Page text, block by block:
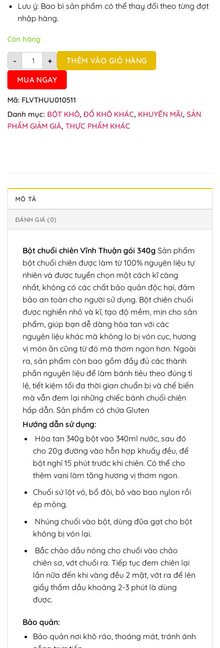
Lưu ý: Bao bì sản phẩm có thể thay đổi theo từng đợt
nhập hàng.
Còn hàng
-
Bột chuối chiên Vĩnh Thuận 400g số lượng
+
THÊM VÀO GIỎ HÀNG
MUA NGAY
Mã: FLVTHUU010511
Danh mục: BỘT KHÔ, ĐỒ KHÔ KHÁC, KHUYẾN MÃI, SẢN
PHẨM GIẢM GIÁ, THỰC PHẨM KHÁC
MÔ TẢ
ĐÁNH GIÁ (0)
Bột chuối chiên Vĩnh Thuận gói 340g Sản phẩm
bột chuối chiên được làm từ 100% nguyên liệu tự
nhiên và được tuyển chọn một cách kĩ càng
nhất, không có các chất bảo quản độc hại, đảm
bảo an toàn cho người sử dụng. Bột chiên chuối
được nghiền nhỏ và kĩ, tạo độ mềm, mịn cho sản
phẩm, giúp bạn dễ dàng hòa tan với các
nguyên liệu khác mà không lo bị vón cục, hương
vị món ăn cũng từ đó mà thơm ngon hơn. Ngoài
ra, sản phẩm còn bao gồm đầy đủ các thành
phần nguyên liệu để làm bánh tiêu theo đúng tỉ
lệ, tiết kiệm tối đa thời gian chuẩn bị và chế biến
mà vẫn đem lại những chiếc bánh chuối chiên
hấp dẫn. Sản phẩm có chứa Gluten
Hướng dẫn sử dụng:
Hòa tan 340g bột vào 340ml nước, sau đó
cho 20g đường vào hỗn hợp khuấy đều, để
bột nghỉ 15 phút trước khi chiên. Có thể cho
thêm vani làm tăng hương vị thơm ngon.
Chuối sứ lột vỏ, bổ đôi, bỏ vào bao nylon rồi
ép mỏng.
Nhúng chuối vào bột, dùng đũa gạt cho bột
không bị vón lại.
Bắc chảo dầu nóng cho chuối vào chảo
chiên sơ, vớt chuối ra. Tiếp tục đem chiên lại
lần nữa đến khi vàng đều 2 mặt, vớt ra để lên
giấy thấm dầu khoảng 2-3 phút là dùng
được.
Bảo quản:
Bảo quản nơi khô ráo, thoáng mát, tránh ánh